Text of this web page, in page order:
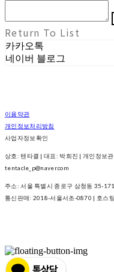
Return To List
카카오톡
네이버 블로그
이용약관
개인정보처리방침
사업자정보확인
상호: 텐타클 | 대표: 박희진 | 개인정보
tentacle_p@naver.com
주소: 서울 특별시 종로구 삼청동 35-
통신판매: 2018-서울서초-0870 | 호스